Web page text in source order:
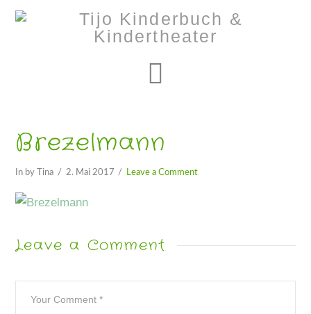
Brezelmann
In by Tina 2. Mai 2017 Leave a Comment
Leave a Comment